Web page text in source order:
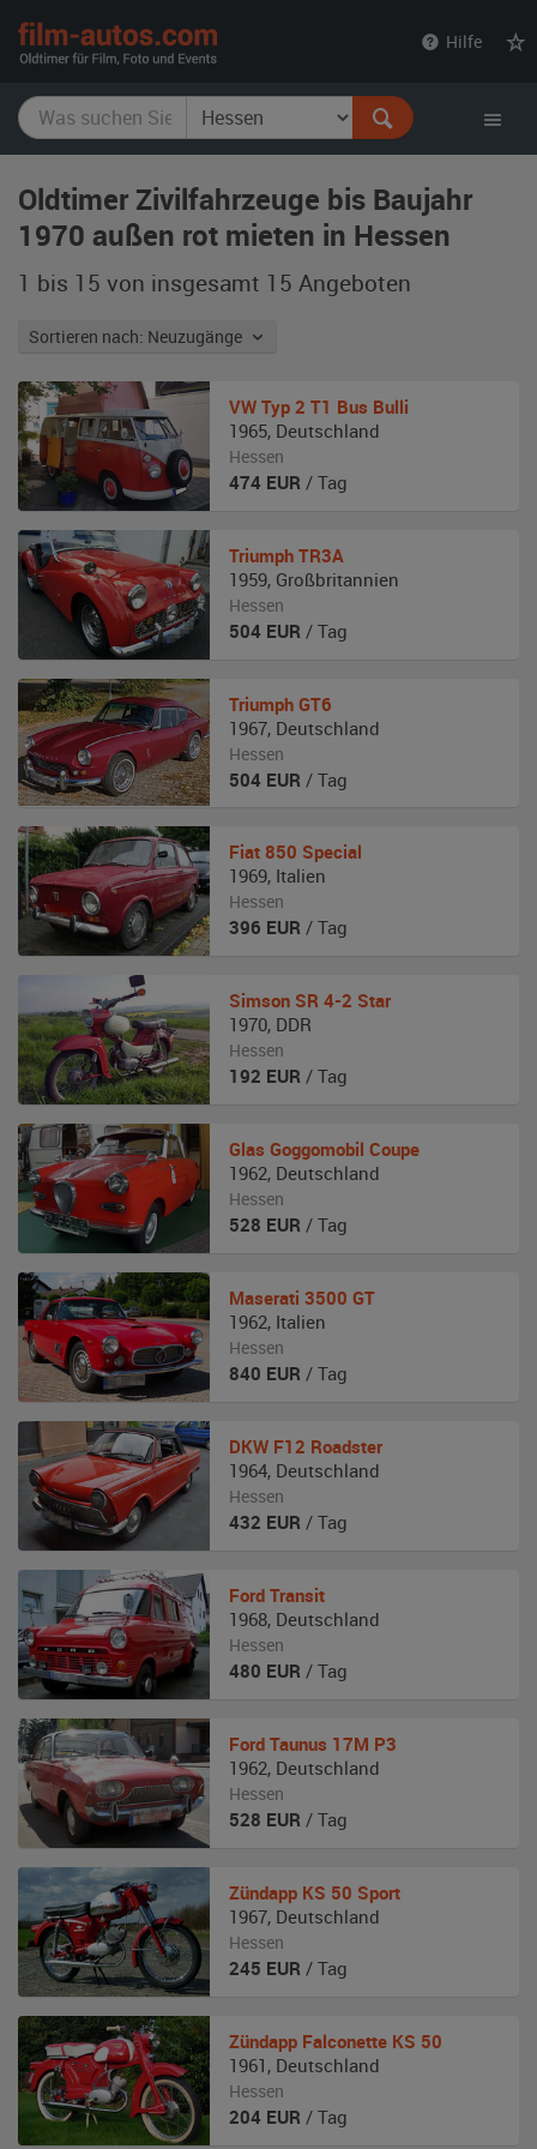
Hilfe
Oldtimer Zivilfahrzeuge bis Baujahr
1970 außen rot mieten in Hessen
1 bis 15 von insgesamt 15 Angeboten
Sortieren nach: Neuzugänge
VW Typ 2 T1 Bus Bulli
1965, Deutschland
Hessen
474 EUR / Tag
Triumph TR3A
1959, Großbritannien
Hessen
504 EUR / Tag
Triumph GT6
1967, Deutschland
Hessen
504 EUR / Tag
Fiat 850 Special
1969, Italien
Hessen
396 EUR / Tag
Simson SR 4-2 Star
1970, DDR
Hessen
192 EUR / Tag
Glas Goggomobil Coupe
1962, Deutschland
Hessen
528 EUR / Tag
Maserati 3500 GT
1962, Italien
Hessen
840 EUR / Tag
DKW F12 Roadster
1964, Deutschland
Hessen
432 EUR / Tag
Ford Transit
1968, Deutschland
Hessen
480 EUR / Tag
Ford Taunus 17M P3
1962, Deutschland
Hessen
528 EUR / Tag
Zündapp KS 50 Sport
1967, Deutschland
Hessen
245 EUR / Tag
Zündapp Falconette KS 50
1961 , Deutschland
Hessen
204 EUR / Tag